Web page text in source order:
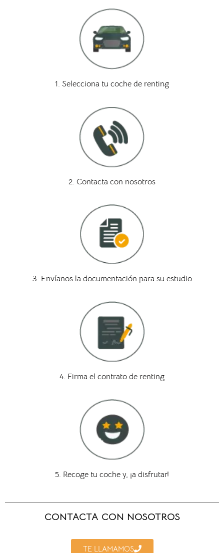
1. Selecciona tu coche de renting
2. Contacta con nosotros
3. Envíanos la documentación para su estudio
4. Firma el contrato de renting
5. Recoge tu coche y, ¡a disfrutar!
CONTACTA CON NOSOTROS
TE LLAMAMOS